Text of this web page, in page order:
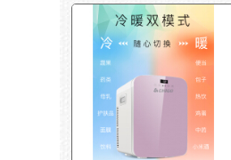
Li+LGコープサービス